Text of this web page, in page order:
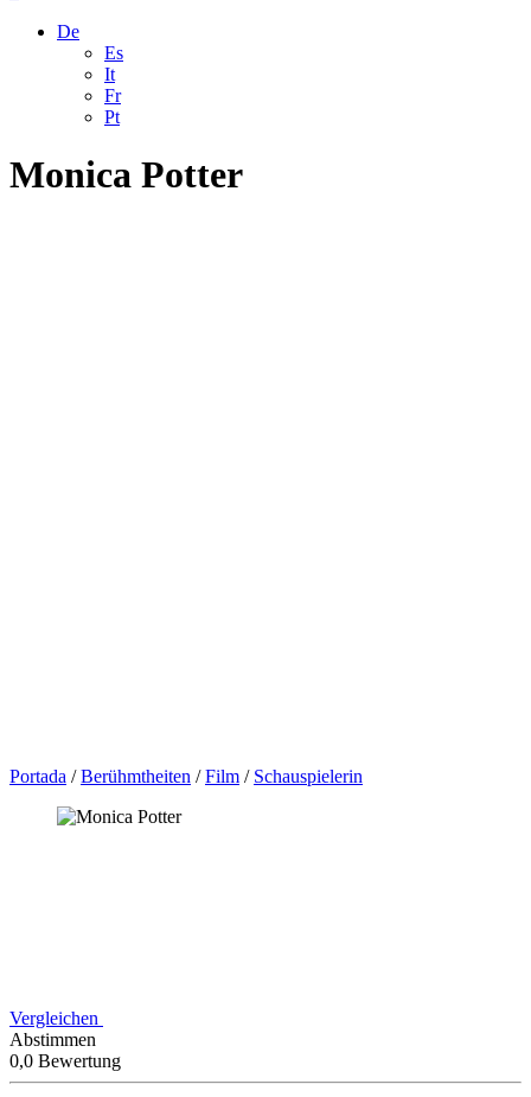
De
Es
It
Fr
Pt
Monica Potter
Portada /Berühmtheiten /Film / Schauspielerin
Vergleichen
Abstimmen
0,0 Bewertung